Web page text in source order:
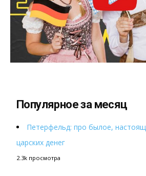
Популярное за месяц
Петерфельд: про былое,
царских денег
2.3k просмотра